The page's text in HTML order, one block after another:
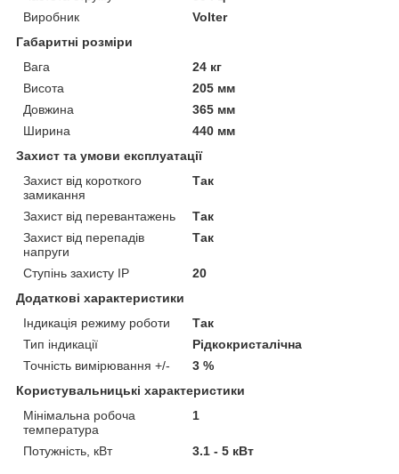
Виробник
Volter
Габаритні розміри
Вага
24 кг
Висота
205 мм
Довжина
365 мм
Ширина
440 мм
Захист та умови експлуатації
Захист від короткого
замикання
Так
Захист від перевантажень
Так
Захист від перепадів
напруги
Так
Ступінь захисту IP
20
Додаткові характеристики
Індикація режиму роботи
Так
Тип індикації
Рідкокристалічна
Точність вимірювання +/-
3 %
Користувальницькі характеристики
Мінімальна робоча
температура
1
Потужність, кВт 3.1 - 5 кВт